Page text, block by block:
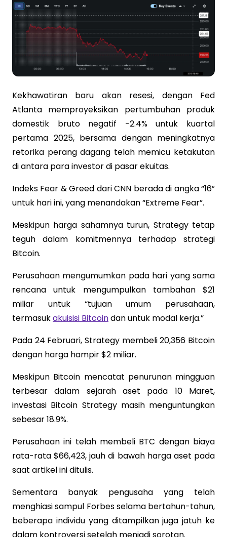
Kekhawatiran baru akan resesi, dengan Fed
Atlanta memproyeksikan pertumbuhan produk
domestik bruto negatif -2.4% untuk kuartal
pertama 2025, bersama dengan meningkatnya
retorika perang dagang telah memicu ketakutan
di antara para investor di pasar ekuitas.
Indeks Fear & Greed dari CNN berada di angka “16”
untuk hari ini, yang menandakan “Extreme Fear”.
Meskipun harga sahamnya turun, Strategy tetap
teguh dalam komitmennya terhadap strategi
Bitcoin.
Perusahaan mengumumkan pada hari yang sama
rencana untuk mengumpulkan tambahan $21
miliar untuk “tujuan umum perusahaan,
termasukakuisisi Bitcoindan untuk modal kerja.”
Pada 24 Februari, Strategy membeli 20,356 Bitcoin
dengan harga hampir $2 miliar.
Meskipun Bitcoin mencatat penurunan mingguan
terbesar dalam sejarah aset pada 10 Maret,
investasi Bitcoin Strategy masih menguntungkan
sebesar 18.9%.
Perusahaan ini telah membeli BTC dengan biaya
rata-rata $66,423, jauh di bawah harga aset pada
saat artikel ini ditulis.
Sementara banyak pengusaha yang telah
menghiasi sampul Forbes selama bertahun-tahun,
beberapa individu yang ditampilkan juga jatuh ke
dalam kontroversi setelah menjadi sorotan.